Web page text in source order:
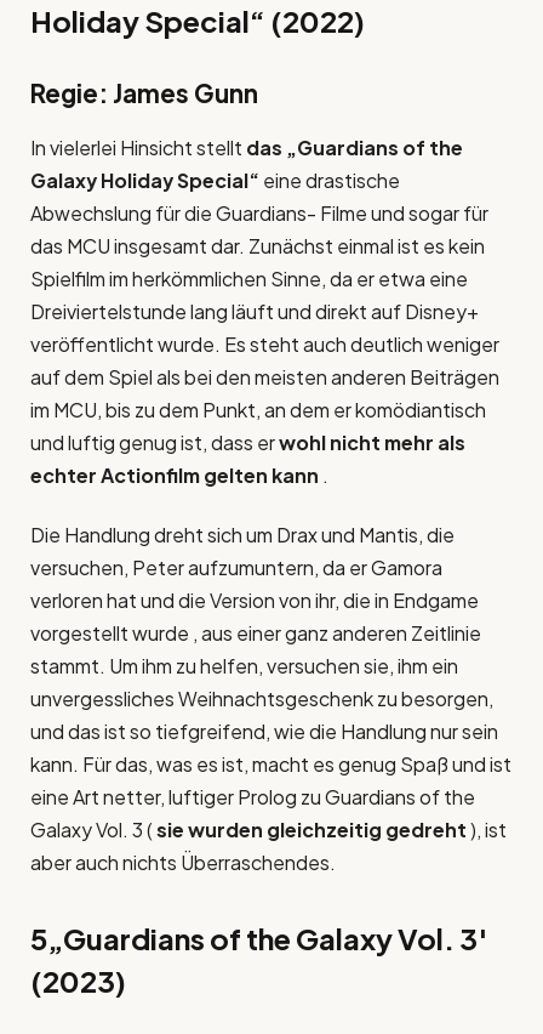
Holiday Special“ (2022)
Regie: James Gunn
In vielerlei Hinsicht stellt das „Guardians of the
Galaxy Holiday Special“ eine drastische
Abwechslung für die Guardians- Filme und sogar für
das MCU insgesamt dar. Zunächst einmal ist es kein
Spielfilm im herkömmlichen Sinne, da er etwa eine
Dreiviertelstunde lang läuft und direkt auf Disney+
veröffentlicht wurde. Es steht auch deutlich weniger
auf dem Spiel als bei den meisten anderen Beiträgen
im MCU, bis zu dem Punkt, an dem er komödiantisch
und luftig genug ist, dass erwohl nicht mehr als
echter Actionfilm gelten kann .
Die Handlung dreht sich um Drax und Mantis, die
versuchen, Peter aufzumuntern, da er Gamora
verloren hat und die Version von ihr, die in Endgame
vorgestellt wurde , aus einer ganz anderen Zeitlinie
stammt. Um ihm zu helfen, versuchen sie, ihm ein
unvergessliches Weihnachtsgeschenk zu besorgen,
und das ist so tiefgreifend, wie die Handlung nur sein
kann. Für das, was es ist, macht es genug Spaß und ist
eine Art netter, luftiger Prolog zu Guardians of the
Galaxy Vol. 3 (sie wurden gleichzeitig gedreht), ist
aber auch nichts Überraschendes.
5„Guardians of the Galaxy Vol. 3′
(2023)